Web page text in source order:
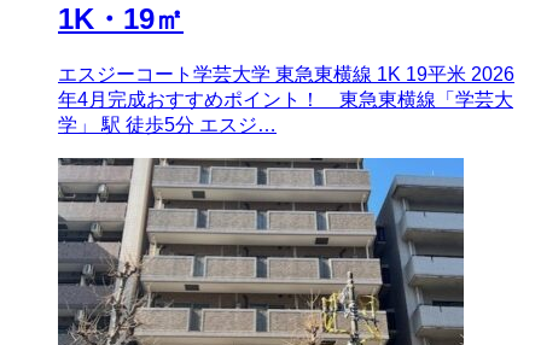
1K・19㎡
エスジーコート学芸大学 東急東横線 1K 19平米 2026
年4月完成おすすめポイント！ 東急東横線「学芸大
学」 駅 徒歩5分 エスジ…